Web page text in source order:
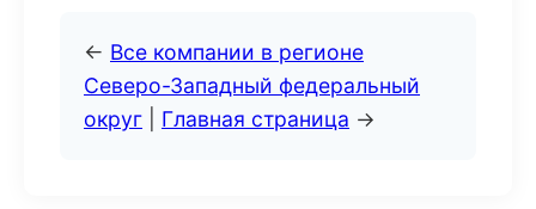
← Все компании в регионе
Северо-Западный федеральный
округ
Главная страница →